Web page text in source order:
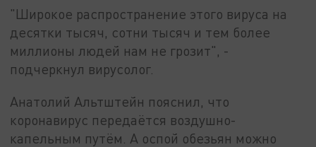
"Широкое распространение этого вируса на
десятки тысяч, сотни тысяч и тем более
миллионы людей нам не грозит", -
подчеркнул вирусолог.
Анатолий Альтштейн пояснил, что
коронавирус передаётся воздушно-
капельным путём. А оспой обезьян можно